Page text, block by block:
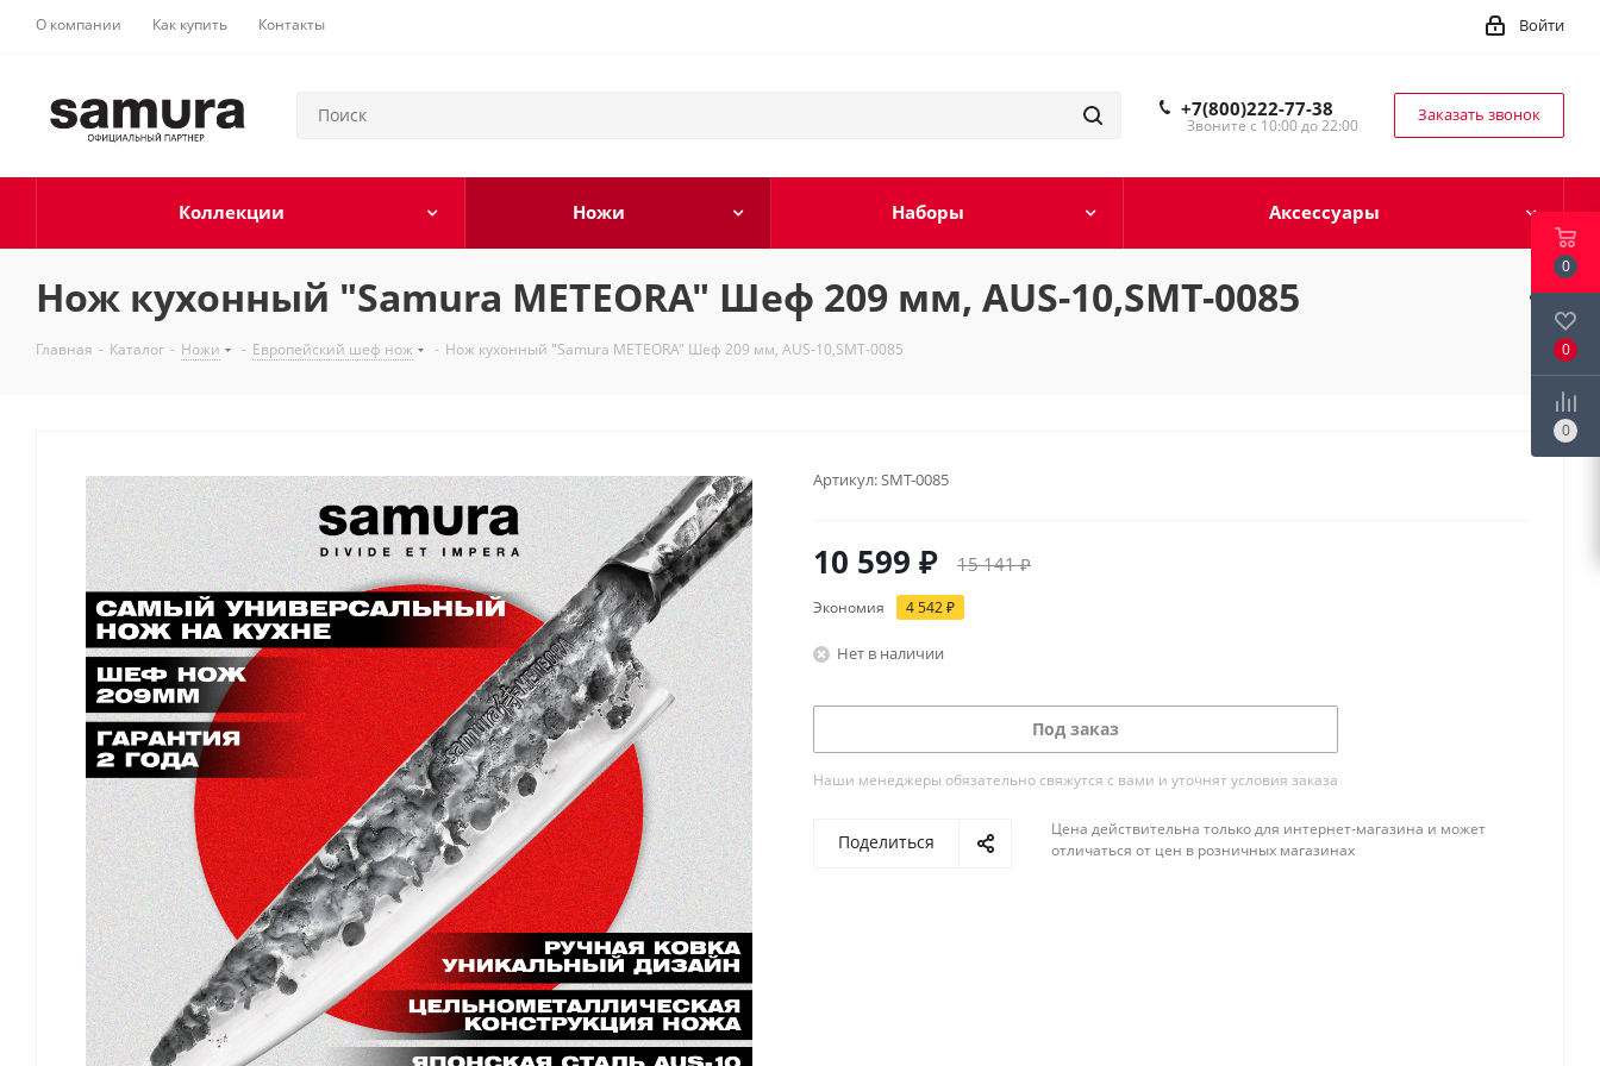
О компании Как купить Контакты Войти
+7(800)222-77-38
Звоните с 10:00 до 22:00
Заказать звонок
Коллекции Ножи Наборы Аксессуары
Нож кухонный "Samura METEORA" Шеф 209 мм, AUS-10,SMT-0085
Главная - Каталог - Ножи - Европейский шеф нож - Нож кухонный "Samura METEORA" Шеф 209 мм, AUS-10,SMT-0085
Артикул:SMT-0085
10 599 ₽ 15 141₽
Экономия 4 542₽
Нет в наличии
Под заказ
Наши менеджеры обязательно свяжутся с вами и уточнят условия заказа
Поделиться
Цена действительна только для интернет-магазина и может
отличаться от цен в розничных магазинах
0
0
0